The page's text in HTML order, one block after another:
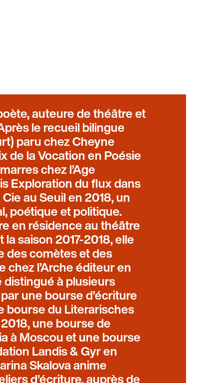
auteure de théâtre et
le recueil bilingue
paru chez Cheyne
de la Vocation en Poésie
chez l’Age
Exploration du flux dans
au Seuil en 2018, un
poétique et politique.
en résidence au théâtre
saison 2017-2018, elle
des comètes et des
l’Arche éditeur en
distingué à plusieurs
une bourse d’écriture
bourse du Literarisches
une bourse de
à Moscou et une bourse
Landis & Gyr en
Skalova anime
d’écriture, auprès de